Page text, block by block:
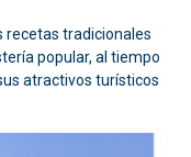
recetas tradicionales
popular, al tiempo
atractivos turísticos